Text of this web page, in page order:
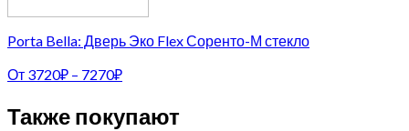
Porta Bella: Дверь Эко Flex Соренто-М стекло
От 3720₽ – 7270₽
Также покупают